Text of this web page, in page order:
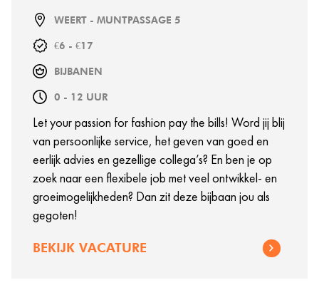
WEERT - MUNTPASSAGE 5
€6 - €17
BIJBANEN
0 - 12 UUR
Let your passion for fashion pay the bills! Word jij blij
van persoonlijke service, het geven van goed en
eerlijk advies en gezellige collega’s? En ben je op
zoek naar een flexibele job met veel ontwikkel- en
groeimogelijkheden? Dan zit deze bijbaan jou als
gegoten!
BEKIJK VACATURE